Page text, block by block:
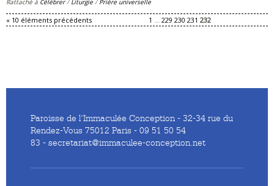
Rattaché à Célébrer / Liturgie / Prière universelle
« 10 éléments précédents 1 ... 229 230 231 232
Paroisse de l'Immaculée Conception - 32-34 rue du
Rendez-Vous 75012 Paris - 09 51 50 54
83 - secretariat@immaculee-conception.net